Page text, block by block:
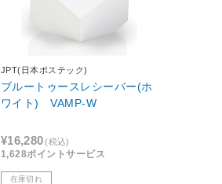
JPT(日本ポステック)
ブルートゥースレシーバー(ホ
ワイト) VAMP-W
¥16,280(税込)
1,628ポイントサービス
在庫切れ